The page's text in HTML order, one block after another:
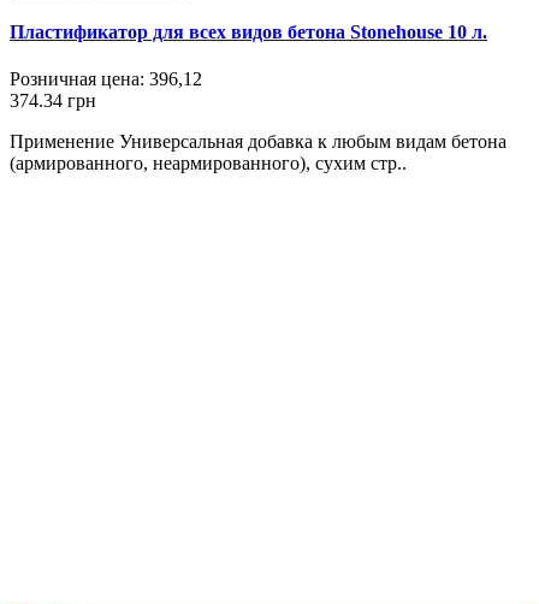
Пластификатор для всех видов бетона Stonehouse 10 л.
Розничная цена: 396,12
374.34 грн
Применение Универсальная добавка к любым видам бетона
(армированного, неармированного), сухим стр..